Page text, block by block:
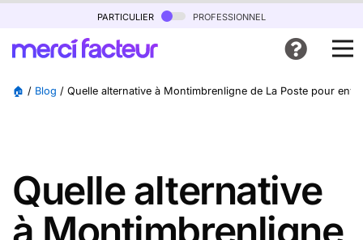
particulier professionnel
🏠 / Blog / Quelle alternative à Montimbrenligne de La Poste pour
Quelle alternative